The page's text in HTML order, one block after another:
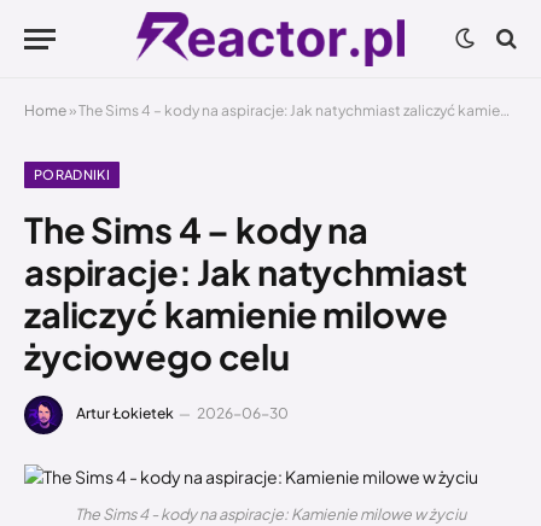
Home »The Sims 4 – kody na aspiracje: Jak natychmiast zaliczyć kamienie milowe życiowego celu
PORADNIKI
The Sims 4 – kody na
aspiracje: Jak natychmiast
zaliczyć kamienie milowe
życiowego celu
Artur Łokietek 2026-06-30
The Sims 4 - kody na aspiracje: Kamienie milowe w życiu